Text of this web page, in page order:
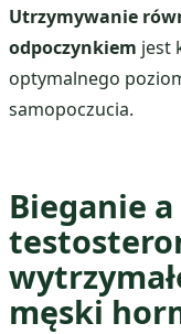
Utrzymywanie
odpoczynkiem jest
optymalnego
samopoczucia.
Bieganie
męski